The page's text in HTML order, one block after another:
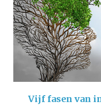
Vijf fasen van